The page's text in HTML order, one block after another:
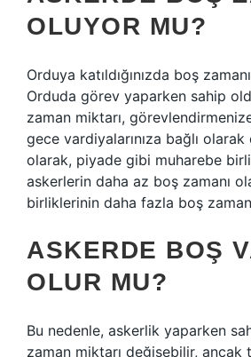
OLUYOR MU?
Orduya katıldığınızda boş
Orduda görev yaparken sahip
zaman miktarı,
gece vardiyalarınıza bağlı
olarak, piyade gibi muharebe
askerlerin daha az boş zamanı
birliklerinin daha fazla boş
ASKERDE BOŞ
OLUR MU?
Bu nedenle, askerlik yaparken
zaman miktarı değişebilir, ancak